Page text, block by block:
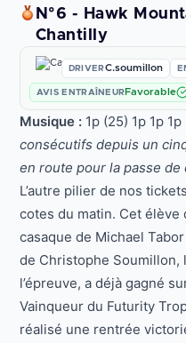
N°6 - Hawk
Chantilly
DRIVERC.soumillon
AVIS ENTRAÎNEUR Favorable
Musique :1p (25) 1p 1p 1p
consécutifs depuis un
en route pour la passe de
L’autre pilier de nos
cotes du matin. Cet élève
casaque de Michael
de Christophe Soumillon,
l’épreuve, a déjà gagné
Vainqueur du Futurity
réalisé une rentrée